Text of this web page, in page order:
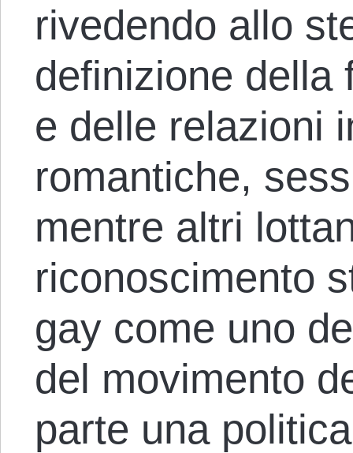
rivedendo allo
definizione della
e delle relazioni
romantiche,
mentre altri
riconoscimento
gay come uno
del movimento
parte una